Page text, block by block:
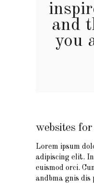
and
you
websites
Lorem ipsum
adipiscing elit.
euismod orci.
andbma gnis